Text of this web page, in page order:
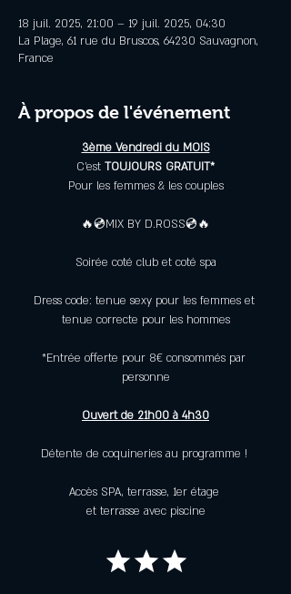
18 juil. 2025, 21:00 – 19 juil. 2025, 04:30
La Plage, 61 rue du Bruscos, 64230 Sauvagnon,
France
À propos de l'événement
3ème Vendredi du MOIS
C’est TOUJOURS GRATUIT*
Pour les femmes & les couples
🔥💿MIX BY D.ROSS💿🔥
Soirée coté club et coté spa
Dress code: tenue sexy pour les femmes et
tenue correcte pour les hommes
*Entrée offerte pour 8€ consommés par
personne
Ouvert de 21h00 à 4h30
Détente de coquineries au programme !
Accès SPA, terrasse, 1er étage
et terrasse avec piscine
★ ★ ★